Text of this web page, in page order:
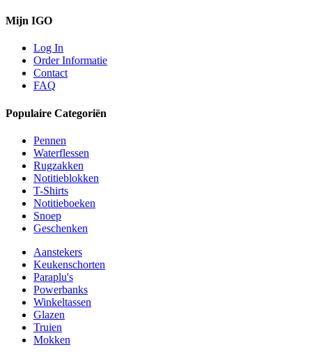
Mijn IGO
Log In
Order Informatie
Contact
FAQ
Populaire Categoriën
Pennen
Waterflessen
Rugzakken
Notitieblokken
T-Shirts
Notitieboeken
Snoep
Geschenken
Aanstekers
Keukenschorten
Paraplu's
Powerbanks
Winkeltassen
Glazen
Truien
Mokken